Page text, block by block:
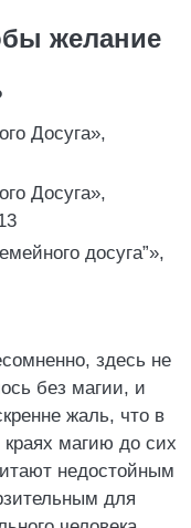
желание
Досуга»,
Досуга»,
досуга”»,
здесь не
без магии, и
жаль, что в
магию до сих
недостойным
для